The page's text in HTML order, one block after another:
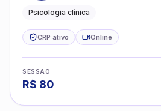
dentro da sua realidade.
Psicologia clínica
CRP ativo Online
SESSÃO
R$ 80